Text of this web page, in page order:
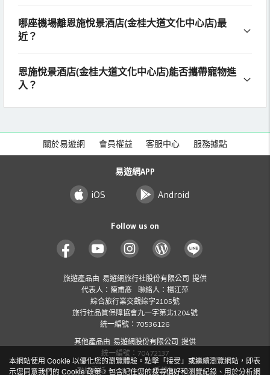
哪座機場離恩施悅景酒店(金桂大道文化中心店)最
近？
恩施悅景酒店(金桂大道文化中心店)能否攜帶寵物進
入？
關於易遊網 會員權益 客服中心 服務據點
易遊網APP
iOS Android
Follow us on
旅遊產品由 易遊網旅行社股份有限公司 提供
代表人：陳甫彥 聯絡人：楊江萍
綜合旅行業交觀綜字2105號
旅行社品質保障協會九一字第北1204號
統一編號：70536126
其他產品由 易遊網股份有限公司 提供
統一編號：70472137
聯絡電話：412-8001 ( 手機加 02 )
本網站使用 Cookie 以優化您的瀏覽體驗。點擊「接受」或繼續瀏覽網站，即表
示您同意我們的 Cookie 政策，包含記住您的搜尋偏好和瀏覽紀錄、用於分析網